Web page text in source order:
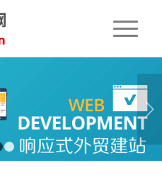
下一页
1 2